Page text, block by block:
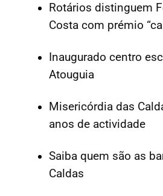
Rotários distinguem
Costa com prémio
Inaugurado centro
Atouguia
Misericórdia das
anos de actividade
Saiba quem são as
Caldas